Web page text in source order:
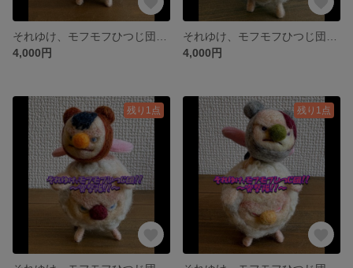
4,000円
4,000円
残り1点 残り1点